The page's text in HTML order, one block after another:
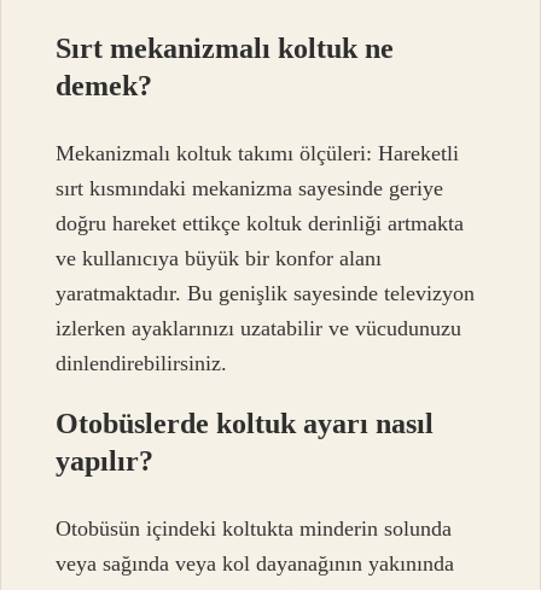
Sırt mekanizmalı koltuk ne
demek?
Mekanizmalı koltuk takımı ölçüleri: Hareketli
sırt kısmındaki mekanizma sayesinde geriye
doğru hareket ettikçe koltuk derinliği artmakta
ve kullanıcıya büyük bir konfor alanı
yaratmaktadır. Bu genişlik sayesinde televizyon
izlerken ayaklarınızı uzatabilir ve vücudunuzu
dinlendirebilirsiniz.
Otobüslerde koltuk ayarı nasıl
yapılır?
Otobüsün içindeki koltukta minderin solunda
veya sağında veya kol dayanağının yakınında